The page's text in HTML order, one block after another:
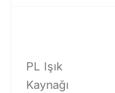
PL Işık
Kaynağı